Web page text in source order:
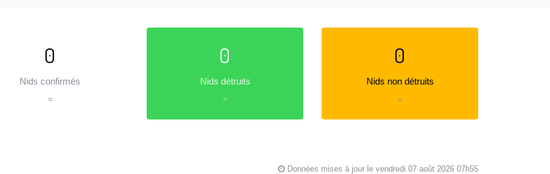
0
Nids confirmés
=
0
Nids détruits
=
0
Nids non détruits
=
Données mises à jour le vendredi 07 août 2026 07h55